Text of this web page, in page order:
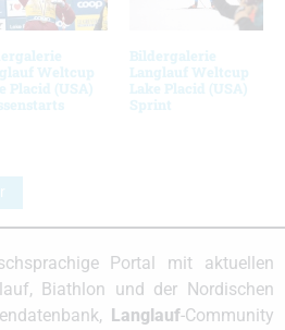
Weltcup
Placid (USA)
Bildergalerie
Langlauf Weltcup
Lake Placid (USA)
Sprint
Portal mit aktuellen
Biathlon und der Nordischen
Langlauf-Community